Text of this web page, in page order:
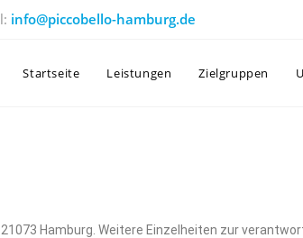
info@piccobello-hamburg.de
Startseite Leistungen Zielgruppen
Hamburg. Weitere Einzelheiten zur